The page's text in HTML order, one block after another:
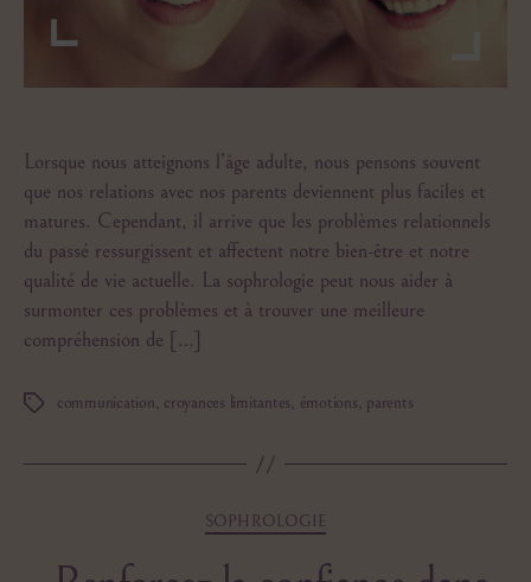
Lorsque nous atteignons l’âge adulte, nous pensons souvent
que nos relations avec nos parents deviennent plus faciles et
matures. Cependant, il arrive que les problèmes relationnels
du passé ressurgissent et affectent notre bien-être et notre
qualité de vie actuelle. La sophrologie peut nous aider à
surmonter ces problèmes et à trouver une meilleure
compréhension de […]
Étiquettescommunication, croyances limitantes, émotions, parents
Catégories
SOPHROLOGIE